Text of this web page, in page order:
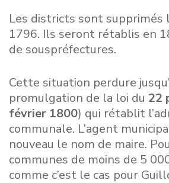
Les districts sont supprimés
1796. Ils seront rétablis en
de souspréfectures.
Cette situation perdure
promulgation de la loi du 22
février 1800) qui rétablit
communale. L’agent
nouveau le nom de maire.
communes de moins de 5
comme c’est le cas pour